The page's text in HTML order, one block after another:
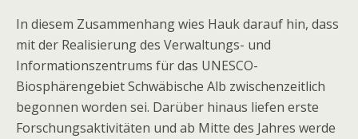
In diesem Zusammenhang wies Hauk darauf hin, dass
mit der Realisierung des Verwaltungs- und
Informationszentrums für das UNESCO-
Biosphärengebiet Schwäbische Alb zwischenzeitlich
begonnen worden sei. Darüber hinaus liefen erste
Forschungsaktivitäten und ab Mitte des Jahres werde